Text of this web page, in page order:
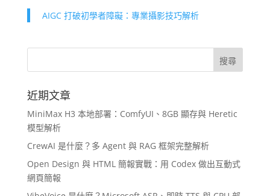
AIGC 打破初學者障礙：專業攝影技巧解析
近期文章
MiniMax H3 本地部署：ComfyUI、8GB 顯存與 Heretic
模型解析
CrewAI 是什麼？多 Agent 與 RAG 框架完整解析
Open Design 與 HTML 簡報實戰：用 Codex 做出互動式
網頁簡報